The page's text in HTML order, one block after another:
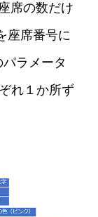
席の数だけ
座席番号に
ラメータ
れ１か所ず